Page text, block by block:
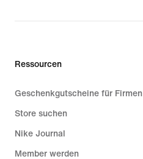
Ressourcen
Geschenkgutscheine für Firmen
Store suchen
Nike Journal
Member werden